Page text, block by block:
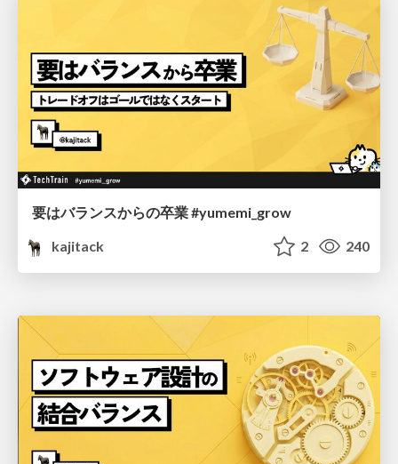
要はバランスからの卒業 #yumemi_grow
kajitack
2 240